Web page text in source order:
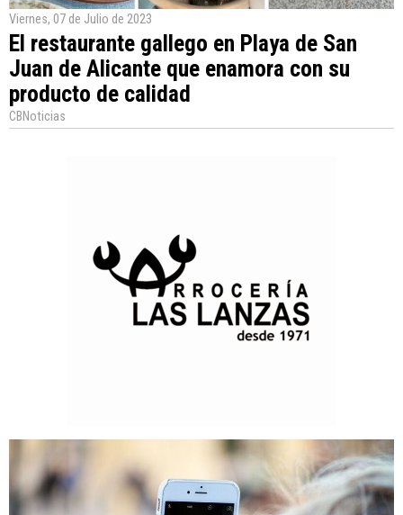
Viernes, 07 de Julio de 2023
El restaurante gallego en Playa de San
Juan de Alicante que enamora con su
producto de calidad
CBNoticias